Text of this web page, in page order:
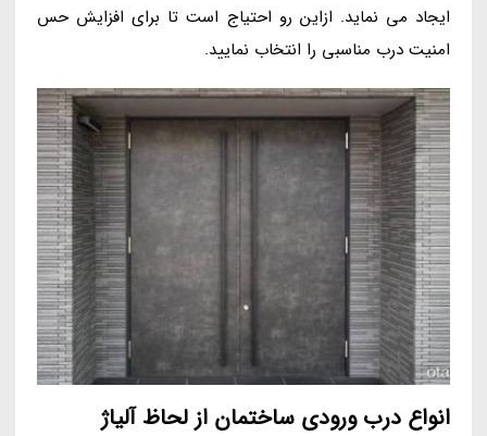
ایجاد می نماید. ازاین رو احتیاج است تا برای افزایش حس
امنیت درب مناسبی را انتخاب نمایید.
انواع درب ورودی ساختمان از لحاظ آلیاژ